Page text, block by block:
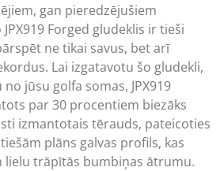
gan pieredzējušiem
Forged gludeklis ir tieši
ne tikai savus, bet arī
Lai izgatavotu šo gludekli,
jūsu golfa somas, JPX919
par 30 procentiem biezāks
izmantotais tērauds, pateicoties
plāns galvas profils, kas
lielu trāpītās bumbiņas ātrumu.